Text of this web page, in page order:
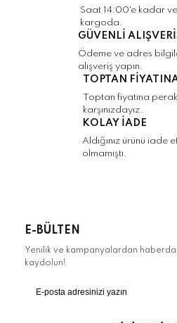
Ürün resmi kalitesiz, bozuk
görüntülenemiyor.
Ürün açıklamasında eksik
Ürün bilgilerinde hatalar
Ürün fiyatı diğer sitelerden
Bu ürüne benzer farklı
Saat 14:00'e kadar
kargoda.
GÜVENLİ
Ödeme ve adres
alışveriş yapın.
TOPTAN
Toptan fiyatına
karşınızdayız.
KOLAY İADE
Aldığınız ürünü iade
olmamıştı.
E-BÜLTEN
Yenilik ve kampanyalardan
kaydolun!